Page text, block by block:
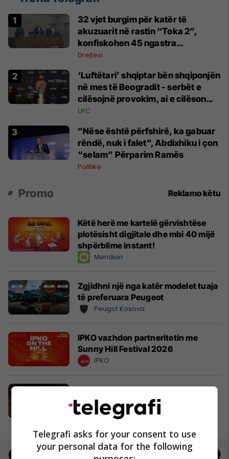
32 vjet burgim për katër të
akuzuarit në rastin “Toka 2”,
konfiskohen 45 ngastra
kadastrale
Drejtësi
‘Luftëtari’ shqiptar bën shqiponjën
në mes të Beogradit - serbët e
cilësojnë provokim, ai e cilëson
simbol të identitetit
UFC
"Nëse është përfshirë, ka gabuar
rëndë, nuk i falet", Abdixhiku i çon
“selam” Përparim Ramës
Politikë
Promo Reklamo këtu
Këtë herë me kartelë gërvishtëse
plotësisht digjitale dhe mbi 40 mijë
shpërblime instant!
Meridian
Zgjidhni një nga katër modelet tuaja
të preferuara Peugeot
Peugot Kosova
IPKO vazhdon partneritetin me
Sunny Hill Festival 2026
IPKO
EXPO DIASPORA 2026 mbahet më
3, 4 dhe 5 gusht në Prishtinë
Expo Prishtina
Real Estate
Telegrafi asks for your consent to use
your personal data for the following